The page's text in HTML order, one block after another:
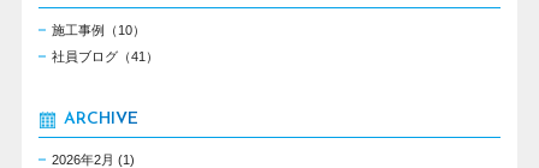
施工事例（10）
社員ブログ（41）
ARCHIVE
2026年2月 (1)